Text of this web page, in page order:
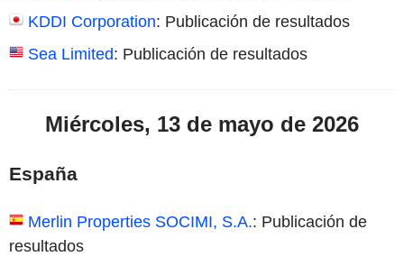
KDDI Corporation: Publicación de resultados
Sea Limited: Publicación de resultados
Miércoles, 13 de mayo de 2026
España
Merlin Properties SOCIMI, S.A.: Publicación de
resultados